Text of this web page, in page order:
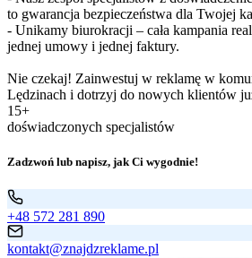
to gwarancja bezpieczeństwa dla Twojej
- Unikamy biurokracji – cała kampania
jednej umowy i jednej faktury.
Nie czekaj! Zainwestuj w reklamę w
Lędzinach i dotrzyj do nowych klientów
15+
doświadczonych specjalistów
Zadzwoń lub napisz, jak Ci wygodnie!
+48 572 281 890
kontakt@znajdzreklame.pl